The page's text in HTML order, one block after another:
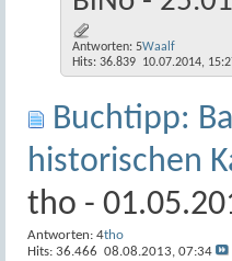
Antworten: 5
Hits: 36.839
Waalf
10.07.2014,
Buchtipp:
historischen
tho -
Antworten: 4
Hits: 36.466
tho
08.08.2013, 07:34